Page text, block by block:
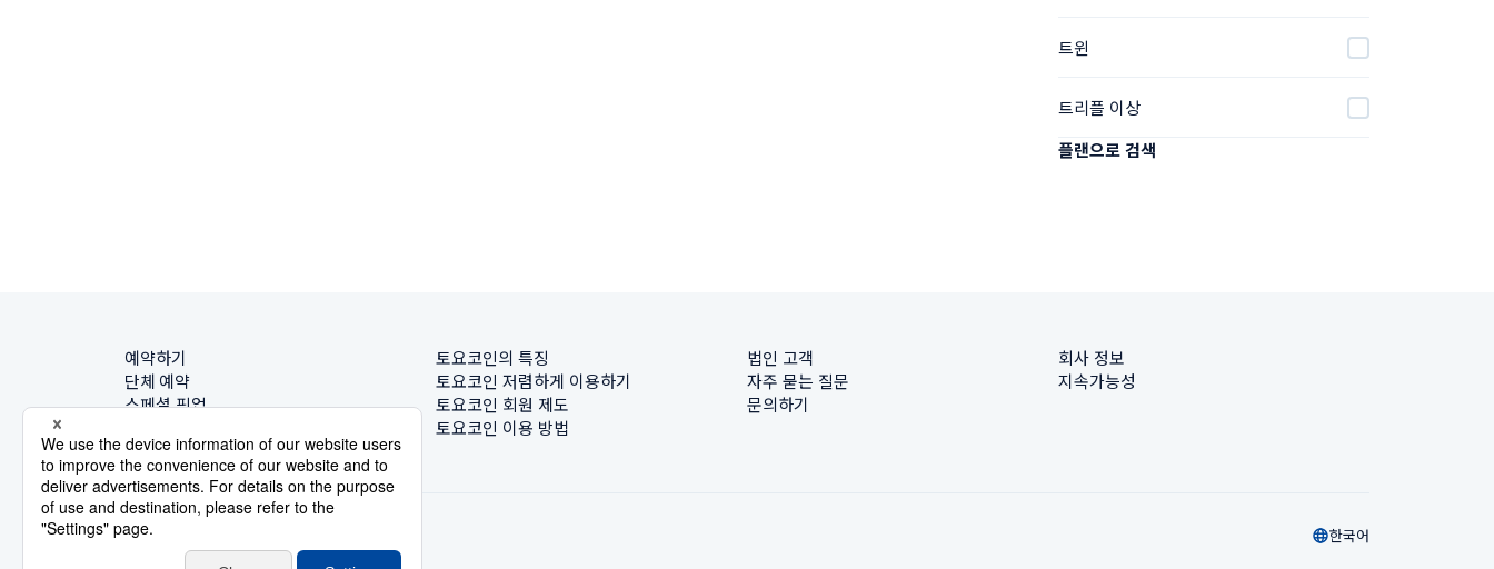
트윈
트리플 이상
플랜으로 검색
예약하기
단체 예약
스페셜 픽업
토요코인의 특징
토요코인 저렴하게 이용하기
토요코인 회원 제도
토요코인 이용 방법
법인 고객
자주 묻는 질문
문의하기
회사 정보
지속가능성
한국어